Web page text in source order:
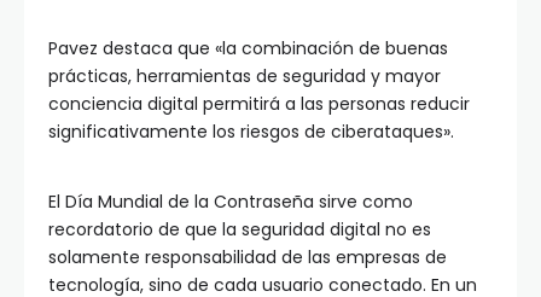
Pavez destaca que «la combinación de buenas
prácticas, herramientas de seguridad y mayor
conciencia digital permitirá a las personas reducir
significativamente los riesgos de ciberataques».
El Día Mundial de la Contraseña sirve como
recordatorio de que la seguridad digital no es
solamente responsabilidad de las empresas de
tecnología, sino de cada usuario conectado. En un